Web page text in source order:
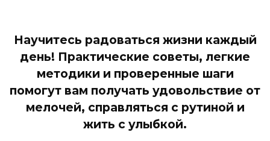
Научитесь радоваться жизни каждый
день! Практические советы, легкие
методики и проверенные шаги
помогут вам получать удовольствие от
мелочей, справляться с рутиной и
жить с улыбкой.